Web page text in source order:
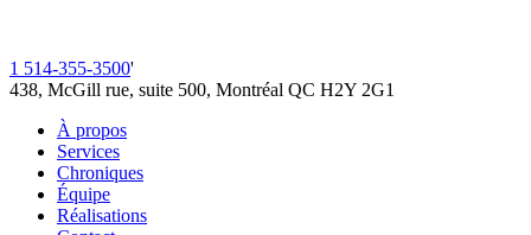
1 514-355-3500'
438, McGill rue, suite 500, Montréal QC H2Y 2G1
À propos
Services
Chroniques
Équipe
Réalisations